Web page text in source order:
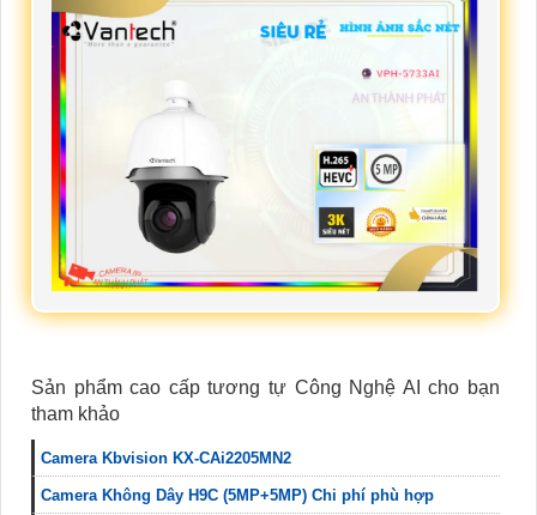
Sản phẩm cao cấp tương tự Công Nghệ AI cho bạn
tham khảo
Camera Kbvision KX-CAi2205MN2
Camera Không Dây H9C (5MP+5MP) Chi phí phù hợp